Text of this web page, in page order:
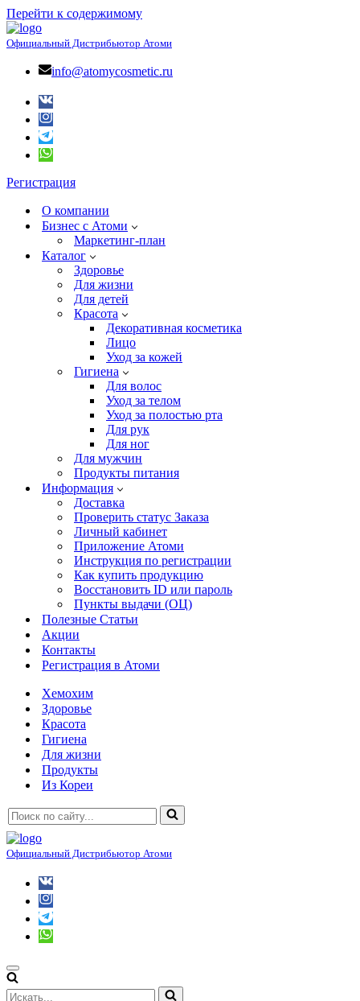
Перейти к содержимому
Официальный Дистрибьютор Атоми
info@atomycosmetic.ru
Регистрация
О компании
Бизнес с Атоми
Маркетинг-план
Каталог
Здоровье
Для жизни
Для детей
Красота
Декоративная косметика
Лицо
Уход за кожей
Гигиена
Для волос
Уход за телом
Уход за полостью рта
Для рук
Для ног
Для мужчин
Продукты питания
Информация
Доставка
Проверить статус Заказа
Личный кабинет
Приложение Атоми
Инструкция по регистрации
Как купить продукцию
Восстановить ID или пароль
Пункты выдачи (ОЦ)
Полезные Статьи
Акции
Контакты
Регистрация в Атоми
Хемохим
Здоровье
Красота
Гигиена
Для жизни
Продукты
Из Кореи
Искать...
Официальный Дистрибьютор Атоми
Меню
навигации
Искать...